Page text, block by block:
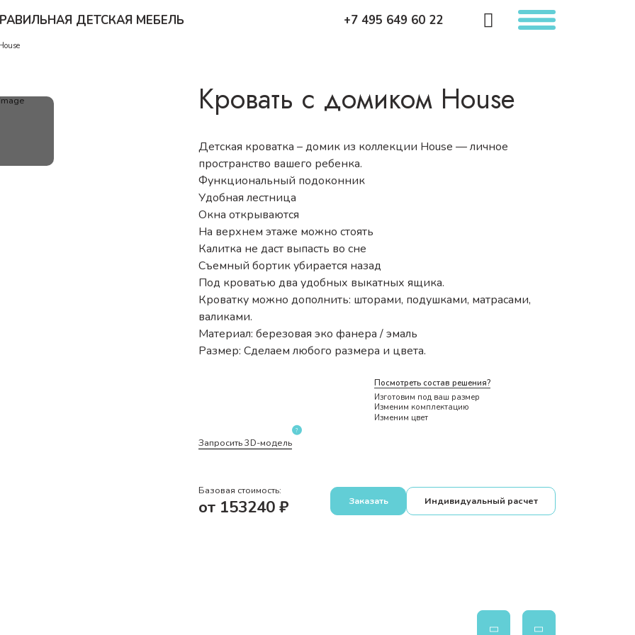
ДЕТСКАЯ МЕБЕЛЬ +7 495 649 60 22
Кровать с домиком House
Детская кроватка – домик из коллекции House — личное
пространство вашего ребенка.
Функциональный подоконник
Удобная лестница
Окна открываются
На верхнем этаже можно стоять
Калитка не даст выпасть во сне
Съемный бортик убирается назад
Под кроватью два удобных выкатных ящика.
Кроватку можно дополнить: шторами, подушками, матрасами,
валиками.
Материал: березовая эко фанера / эмаль
Размер: Сделаем любого размера и цвета.
Посмотреть состав решения?
Изготовим под ваш размер
Изменим комплектацию
Изменим цвет
Запросить 3D-модель
?
Базовая стоимость:
от 153240₽ Заказать Индивидуальный расчет